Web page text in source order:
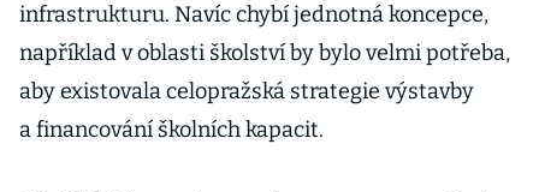
infrastrukturu. Navíc chybí jednotná koncepce,
například v oblasti školství by bylo velmi potřeba,
aby existovala celopražská strategie výstavby
a financování školních kapacit.